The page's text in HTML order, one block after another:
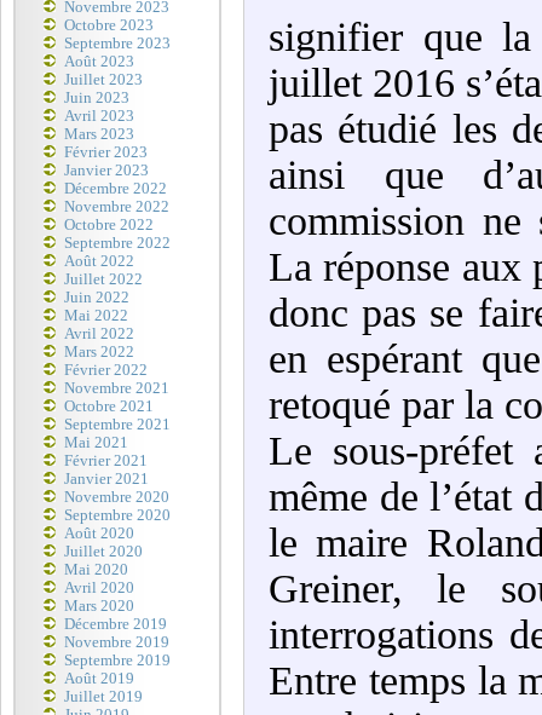
Novembre 2023
Octobre 2023
Septembre 2023
Août 2023
Juillet 2023
Juin 2023
Avril 2023
Mars 2023
Février 2023
Janvier 2023
Décembre 2022
Novembre 2022
Octobre 2022
Septembre 2022
Août 2022
Juillet 2022
Juin 2022
Mai 2022
Avril 2022
Mars 2022
Février 2022
Novembre 2021
Octobre 2021
Septembre 2021
Mai 2021
Février 2021
Janvier 2021
Novembre 2020
Septembre 2020
Août 2020
Juillet 2020
Mai 2020
Avril 2020
Mars 2020
Décembre 2019
Novembre 2019
Septembre 2019
Août 2019
Juillet 2019
signifier que
juillet 2016
pas étudié les
ainsi que
commission ne
La réponse aux
donc pas se
en espérant
retoqué par la
Le sous-préfet
même de l’état
le maire
Greiner, le
interrogations
Entre temps la